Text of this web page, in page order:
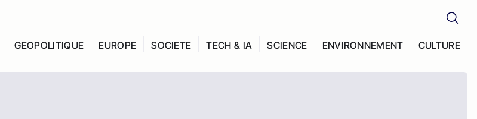
GEOPOLITIQUE EUROPE SOCIETE TECH & IA SCIENCE ENVIRONNEMENT CULTURE